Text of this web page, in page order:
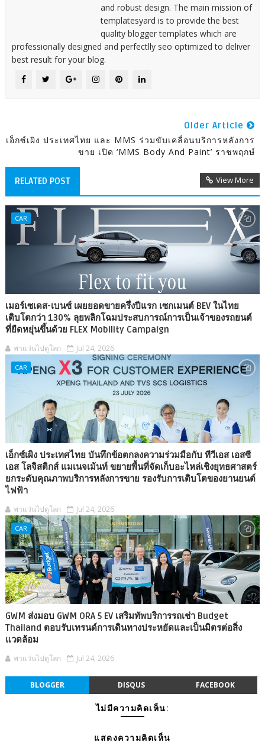
and robust design. The main mission of
templatesyard is to provide the best
quality blogger templates which are
professionally designed and perfectlly seo optimized to deliver
best result for your blog.
Older Article
เอ็กซ์เผิง ประเทศไทย และ MMS ร่วมขับเคลื่อนบริการหลังการ
ขาย เปิด ‘MMS Body And Paint’ ราชพฤกษ์
RELATED POST View More
CAR
เมอร์เซเดส-เบนซ์ เผยยอดขายครึ่งปีแรก เซกเมนต์ BEV ในไทย
เติบโตกว่า 130% ลุยพลิกโฉมประสบการณ์การเป็นเจ้าของรถยนต์
ที่ยืดหยุ่นขึ้นด้วย FLEX Mobility Campaign
พาแว่นไปดูโลก Jul 24, 2026
CAR
เอ็กซ์เผิง ประเทศไทย บันทึกข้อตกลงความร่วมมือกับ ทีวีเอส เอสซี
เอส โลจิสติกส์ แมเนจเม้นท์ ขยายพื้นที่จัดเก็บอะไหล่เชิงยุทธศาสตร์
ยกระดับคุณภาพบริการหลังการขาย รองรับการเติบโตของยานยนต์
ไฟฟ้า
พาแว่นไปดูโลก Jul 24, 2026
CAR
GWM ส่งมอบ GWM ORA 5 EV เสริมทัพบริการรถเช่า Budget
Thailand ตอบรับเทรนด์การเดินทางประหยัดและเป็นมิตรต่อสิ่ง
แวดล้อม
พาแว่นไปดูโลก Jul 24, 2026
BLOGGER DISQUS FACEBOOK
ไม่มีความคิดเห็น:
แสดงความคิดเห็น